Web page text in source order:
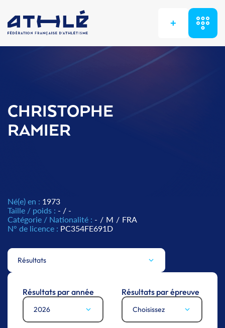
+
CHRISTOPHE
RAMIER
Né(e) en : 1973
Taille / poids : - / -
Catégorie / Nationalité : - / M / FRA
N° de licence : PC354FE691D
Résultats
Résultats par année
2026
Résultats par épreuve
Choisissez